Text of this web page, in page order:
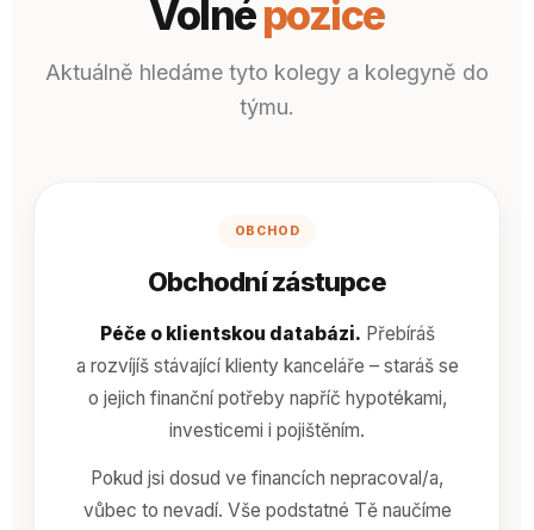
Volnépozice
Aktuálně hledáme tyto kolegy a kolegyně do
týmu.
OBCHOD
Obchodní zástupce
Péče o klientskou databázi. Přebíráš
a rozvíjíš stávající klienty kanceláře – staráš se
o jejich finanční potřeby napříč hypotékami,
investicemi i pojištěním.
Pokud jsi dosud ve financích nepracoval/a,
vůbec to nevadí. Vše podstatné Tě naučíme